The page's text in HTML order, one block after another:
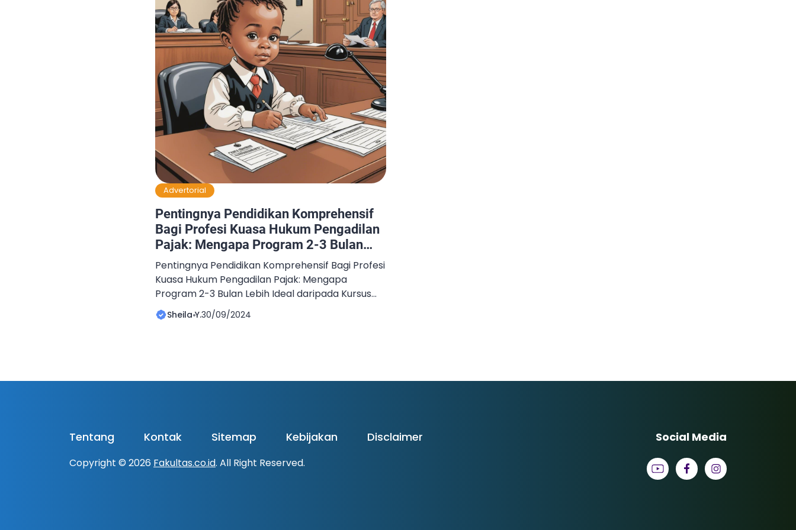
Advertorial
Pentingnya Pendidikan Komprehensif
Bagi Profesi Kuasa Hukum Pengadilan
Pajak: Mengapa Program 2-3 Bulan
Lebih Ideal daripada Kursus Singkat
Pentingnya Pendidikan Komprehensif Bagi Profesi
Kuasa Hukum Pengadilan Pajak: Mengapa
Program 2-3 Bulan Lebih Ideal daripada Kursus
Singkat Di tengah perkembangan hukum
perpajakan yang dinamis, profesi kuasa hukum
memerlukan kuasa hukum yang tidak hanya
Sheila Y.30/09/2024
Tentang Kontak Sitemap Kebijakan Disclaimer
Copyright © 2026 Fakultas.co.id. All Right Reserved.
Social Media